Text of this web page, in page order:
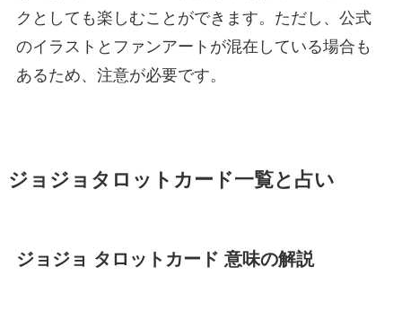
クとしても楽しむことができます。ただし、公式
のイラストとファンアートが混在している場合も
あるため、注意が必要です。
ジョジョタロットカード一覧と占い
ジョジョ タロットカード 意味の解説